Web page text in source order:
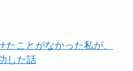
たことがなかった私が、
した話